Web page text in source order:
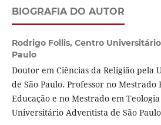
BIOGRAFIA DO AUTOR
Rodrigo Follis, Centro
Paulo
Doutor em Ciências da Religião pela
de São Paulo. Professor no Mestrado
Educação e no Mestrado em
Universitário Adventista de São